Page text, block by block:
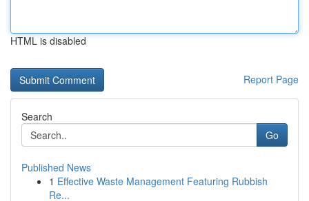
HTML is disabled
Report Page
Search
Go
Published News
1 Effective Waste Management Featuring Rubbish
Re...